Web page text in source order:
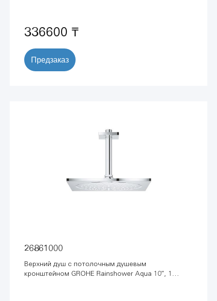
336600 ₸
Предзаказ
26861000
Верхний душ с потолочным душевым
кронштейном GROHE Rainshower Aqua 10″, 1